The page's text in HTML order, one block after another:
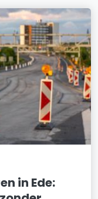
in Ede: